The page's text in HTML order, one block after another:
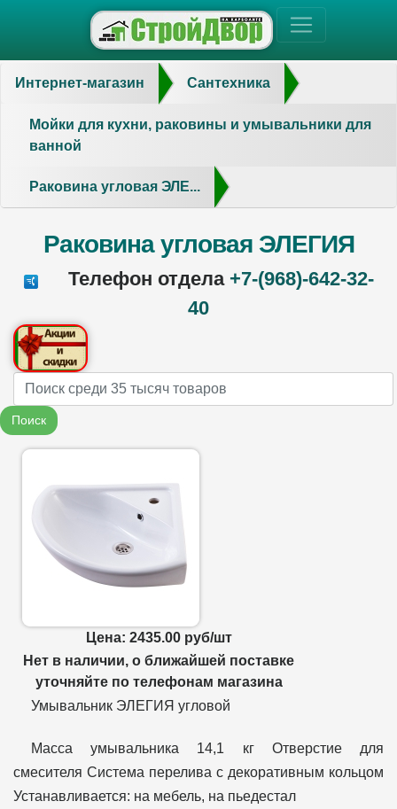
Интернет-магазин Сантехника
Мойки для кухни, раковины и умывальники для
ванной
Раковина угловая ЭЛЕ...
Раковина угловая ЭЛЕГИЯ
Телефон отдела +7-(968)-642-32-
40
Name
Поиск
Цена: 2435.00 руб/шт
Нет в наличии, о ближайшей поставке
уточняйте по телефонам магазина
Умывальник ЭЛЕГИЯ угловой
Масса умывальника 14,1 кг Отверстие для
смесителя Система перелива с декоративным кольцом
Устанавливается: на мебель, на пьедестал